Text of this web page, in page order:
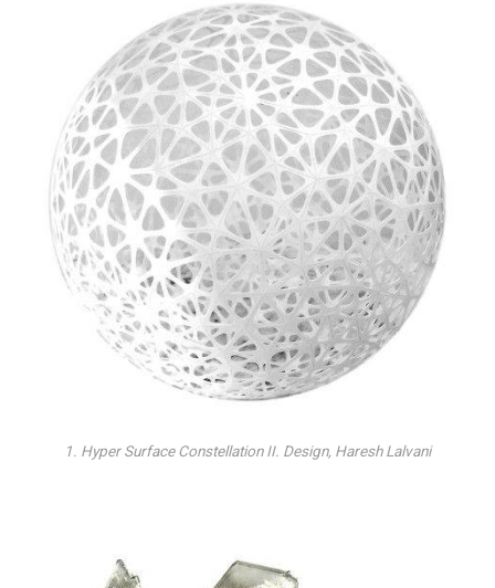
1. Hyper Surface Constellation II. Design, Haresh Lalvani